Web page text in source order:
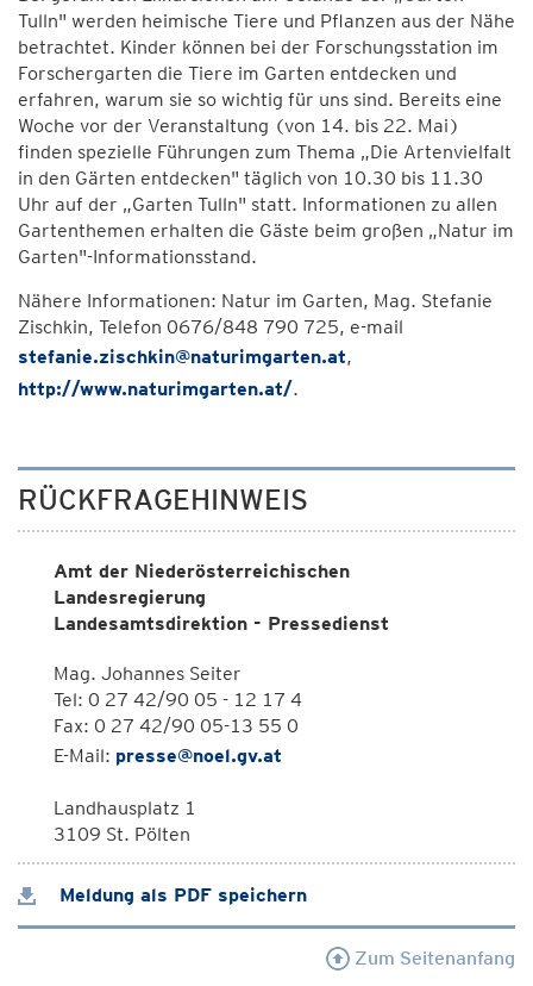
Tulln" werden heimische Tiere und Pflanzen aus der Nähe
betrachtet. Kinder können bei der Forschungsstation im
Forschergarten die Tiere im Garten entdecken und
erfahren, warum sie so wichtig für uns sind. Bereits eine
Woche vor der Veranstaltung (von 14. bis 22. Mai)
finden spezielle Führungen zum Thema „Die Artenvielfalt
in den Gärten entdecken" täglich von 10.30 bis 11.30
Uhr auf der „Garten Tulln" statt. Informationen zu allen
Gartenthemen erhalten die Gäste beim großen „Natur im
Garten"-Informationsstand.
Nähere Informationen: Natur im Garten, Mag. Stefanie
Zischkin, Telefon 0676/848 790 725, e-mail
stefanie.zischkin@naturimgarten.at,
http://www.naturimgarten.at/.
RÜCKFRAGEHINWEIS
Amt der Niederösterreichischen
Landesregierung
Landesamtsdirektion - Pressedienst
Mag. Johannes Seiter
Tel: 0 27 42/90 05 - 12 17 4
Fax: 0 27 42/90 05-13 55 0
E-Mail: presse@noel.gv.at
Landhausplatz 1
3109 St. Pölten
Meldung als PDF speichern
Zum Seitenanfang